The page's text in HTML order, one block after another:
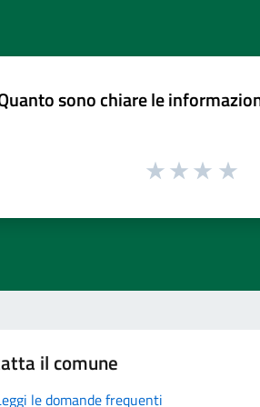
sono chiare le
il comune
le domande frequenti